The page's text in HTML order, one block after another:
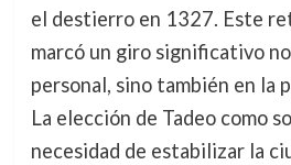
el destierro en 1327. Este
marcó un giro significativo
personal, sino también en la
La elección de Tadeo como
necesidad de estabilizar la